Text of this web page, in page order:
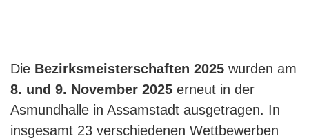
Die Bezirksmeisterschaften 2025 wurden am
8. und 9. November 2025 erneut in der
Asmundhalle in Assamstadt ausgetragen. In
insgesamt 23 verschiedenen Wettbewerben